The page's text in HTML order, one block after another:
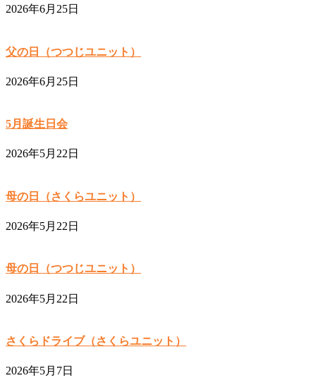
2026年6月25日
父の日（つつじユニット）
2026年6月25日
5月誕生日会
2026年5月22日
母の日（さくらユニット）
2026年5月22日
母の日（つつじユニット）
2026年5月22日
さくらドライブ（さくらユニット）
2026年5月7日